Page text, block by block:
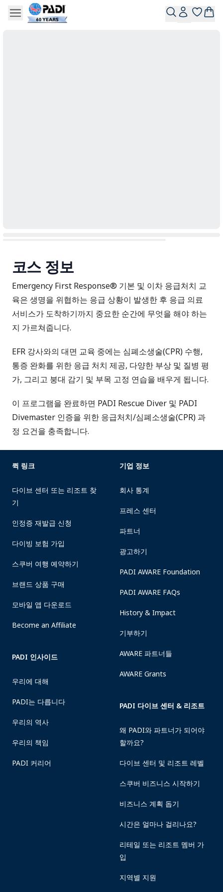
코스 정보
Emergency First Response® 기본 및 이차 응급처치 교
육은 생명을 위협하는 응급 상황이 발생한 후 응급 의료
서비스가 도착하기까지 중요한 순간에 무엇을 해야 하는
지 가르쳐줍니다.
EFR 강사와의 대면 교육 중에는 심폐소생술(CPR) 수행,
통증 완화를 위한 응급 처치 제공, 다양한 부상 및 질병 평
가, 그리고 붕대 감기 및 부목 고정 연습을 배우게 됩니다.
이 프로그램을 완료하면 PADI Rescue Diver 및 PADI
Divemaster 인증을 위한 응급처치/심폐소생술(CPR) 과
정 요건을 충족합니다.
퀵 링크
다이브 센터 또는 리조트 찾
기
인정증 재발급 신청
다이빙 보험 가입
스쿠버 여행 예약하기
브랜드 상품 구매
모바일 앱 다운로드
Become an Affiliate
PADI 인사이드
우리에 대해
PADI는 다릅니다
우리의 역사
우리의 책임
PADI 커리어
기업 정보
회사 통계
프레스 센터
파트너
광고하기
PADI AWARE Foundation
PADI AWARE FAQs
History & Impact
기부하기
AWARE 파트너들
AWARE Grants
PADI 다이브 센터 & 리조트
왜 PADI와 파트너가 되어야
할까요?
다이브 센터 및 리조트 레벨
스쿠버 비즈니스 시작하기
비즈니스 계획 돕기
시간은 얼마나 걸리나요?
리테일 또는 리조트 멤버 가
입
지역별 지원